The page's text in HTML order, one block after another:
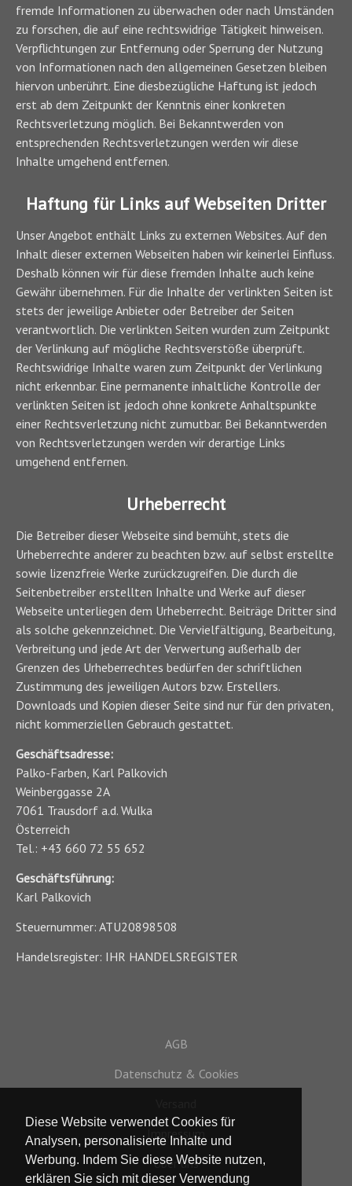
Diese Website verwendet Cookies für
Analysen, personalisierte Inhalte und
Werbung. Indem Sie diese Website nutzen,
erklären Sie sich mit dieser Verwendung
fremde Informationen zu überwachen oder nach Umständen
zu forschen, die auf eine rechtswidrige Tätigkeit hinweisen.
Verpflichtungen zur Entfernung oder Sperrung der Nutzung
von Informationen nach den allgemeinen Gesetzen bleiben
hiervon unberührt. Eine diesbezügliche Haftung ist jedoch
erst ab dem Zeitpunkt der Kenntnis einer konkreten
Rechtsverletzung möglich. Bei Bekanntwerden von
entsprechenden Rechtsverletzungen werden wir diese
Inhalte umgehend entfernen.
Haftung für Links auf Webseiten Dritter
Unser Angebot enthält Links zu externen Websites. Auf den
Inhalt dieser externen Webseiten haben wir keinerlei Einfluss.
Deshalb können wir für diese fremden Inhalte auch keine
Gewähr übernehmen. Für die Inhalte der verlinkten Seiten ist
stets der jeweilige Anbieter oder Betreiber der Seiten
verantwortlich. Die verlinkten Seiten wurden zum Zeitpunkt
der Verlinkung auf mögliche Rechtsverstöße überprüft.
Rechtswidrige Inhalte waren zum Zeitpunkt der Verlinkung
nicht erkennbar. Eine permanente inhaltliche Kontrolle der
verlinkten Seiten ist jedoch ohne konkrete Anhaltspunkte
einer Rechtsverletzung nicht zumutbar. Bei Bekanntwerden
von Rechtsverletzungen werden wir derartige Links
umgehend entfernen.
Urheberrecht
Die Betreiber dieser Webseite sind bemüht, stets die
Urheberrechte anderer zu beachten bzw. auf selbst erstellte
sowie lizenzfreie Werke zurückzugreifen. Die durch die
Seitenbetreiber erstellten Inhalte und Werke auf dieser
Webseite unterliegen dem Urheberrecht. Beiträge Dritter sind
als solche gekennzeichnet. Die Vervielfältigung, Bearbeitung,
Verbreitung und jede Art der Verwertung außerhalb der
Grenzen des Urheberrechtes bedürfen der schriftlichen
Zustimmung des jeweiligen Autors bzw. Erstellers.
Downloads und Kopien dieser Seite sind nur für den privaten,
nicht kommerziellen Gebrauch gestattet.
Geschäftsadresse:
Palko-Farben, Karl Palkovich
Weinberggasse 2A
7061 Trausdorf a.d. Wulka
Österreich
Tel.: +43 660 72 55 652
Geschäftsführung:
Karl Palkovich
Steuernummer: ATU20898508
Handelsregister: IHR HANDELSREGISTER
AGB
Datenschutz & Cookies
Impressum
Über uns